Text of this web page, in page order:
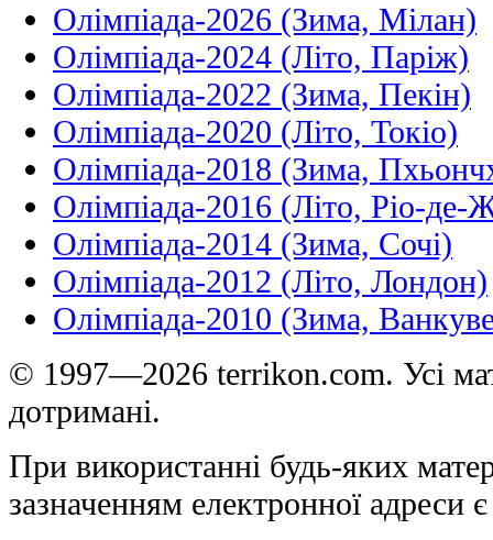
Олімпіада-2026 (Зима, Мілан)
Олімпіада-2024 (Літо, Паріж)
Олімпіада-2022 (Зима, Пекін)
Олімпіада-2020 (Літо, Токіо)
Олімпіада-2018 (Зима,
Олімпіада-2016 (Літо, Ріо-де-
Олімпіада-2014 (Зима, Сочі)
Олімпіада-2012 (Літо, Лондон)
Олімпіада-2010 (Зима,
© 1997—2026 terrikon.com. Усі
дотримані.
При використанні будь-яких
зазначенням електронної адреси